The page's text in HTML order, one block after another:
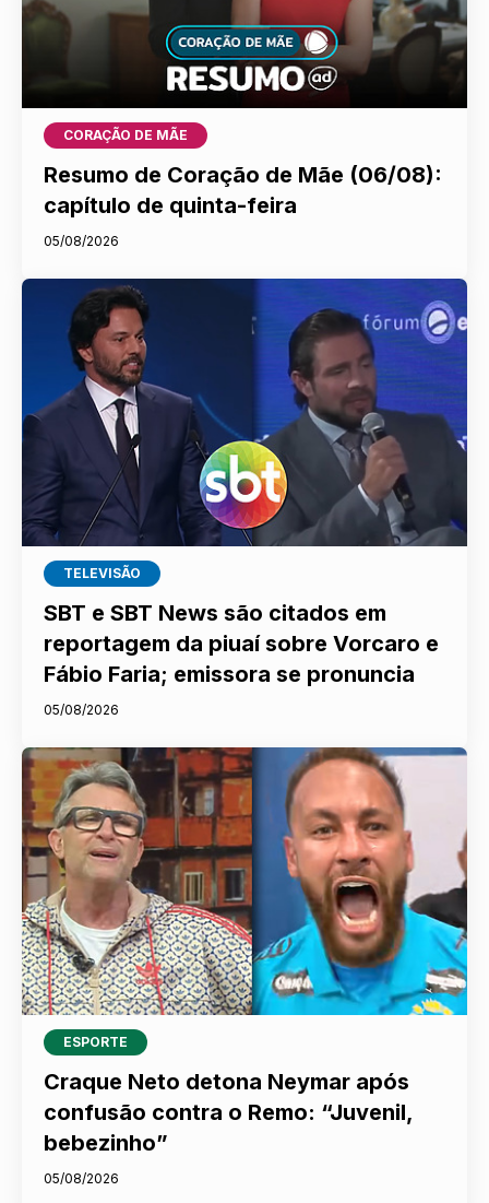
CORAÇÃO DE MÃE
Resumo de Coração de Mãe (06/08):
capítulo de quinta-feira
05/08/2026
TELEVISÃO
SBT e SBT News são citados em
reportagem da piuaí sobre Vorcaro e
Fábio Faria; emissora se pronuncia
05/08/2026
ESPORTE
Craque Neto detona Neymar após
confusão contra o Remo: “Juvenil,
bebezinho”
05/08/2026